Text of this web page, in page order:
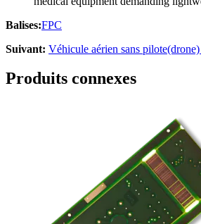
Balises:FPC
Suivant: Véhicule aérien sans
Produits connexes